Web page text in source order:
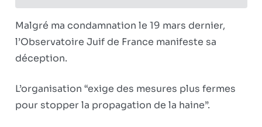
veulent
toujours
répression
Malgré ma condamnation le 19 mars dernier,
l’Observatoire Juif de France manifeste sa
déception.
L’organisation “exige des mesures plus fermes
pour stopper la propagation de la haine”.